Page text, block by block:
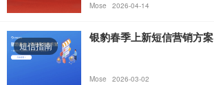
Mose 2026-04-14
短信指南
银豹春季上新短信营销方案
Mose 2026-03-02